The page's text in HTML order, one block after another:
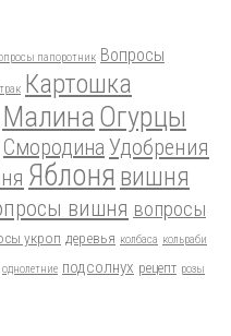
папоротник Вопросы
Картошка
Малина Огурцы
Смородина Удобрения
Яблоня вишня
вишня вопросы
укроп деревья колбаса кольраби
однолетние подсолнух рецепт розы